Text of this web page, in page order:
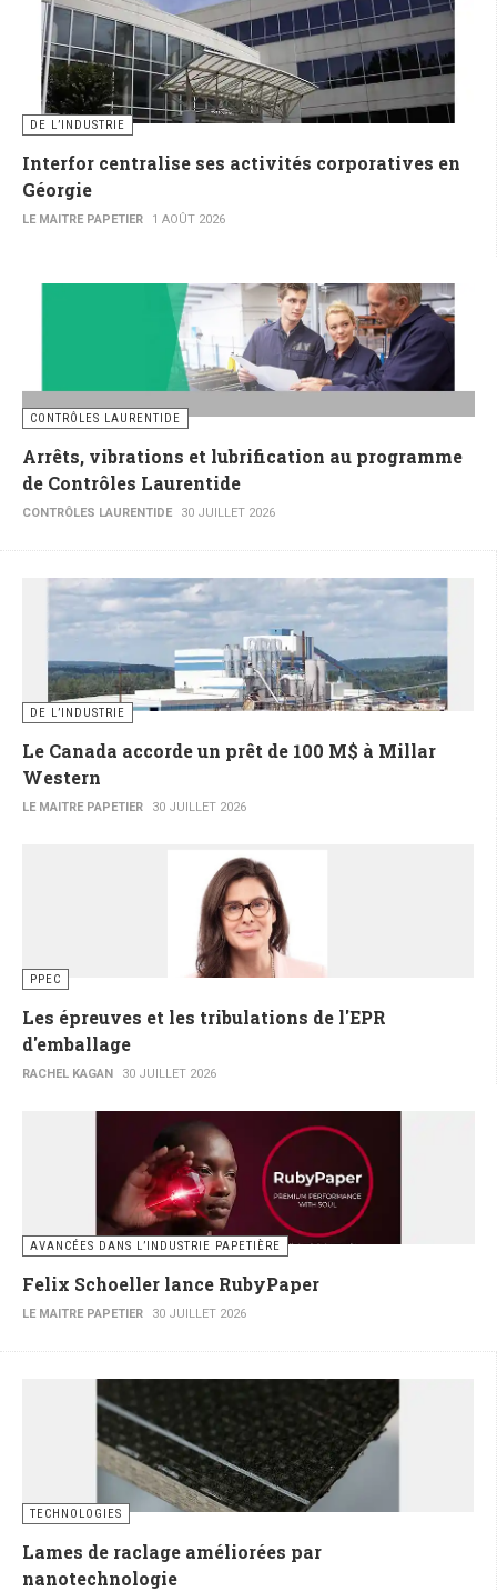
DE L’INDUSTRIE
Interfor centralise ses activités corporatives en
Géorgie
LE MAITRE PAPETIER 1 AOÛT 2026
CONTRÔLES LAURENTIDE
Arrêts, vibrations et lubrification au programme
de Contrôles Laurentide
CONTRÔLES LAURENTIDE 30 JUILLET 2026
DE L’INDUSTRIE
Le Canada accorde un prêt de 100 M$ à Millar
Western
LE MAITRE PAPETIER 30 JUILLET 2026
PPEC
Les épreuves et les tribulations de l'EPR
d'emballage
RACHEL KAGAN 30 JUILLET 2026
AVANCÉES DANS L’INDUSTRIE PAPETIÈRE
Felix Schoeller lance RubyPaper
LE MAITRE PAPETIER 30 JUILLET 2026
TECHNOLOGIES
Lames de raclage améliorées par
nanotechnologie